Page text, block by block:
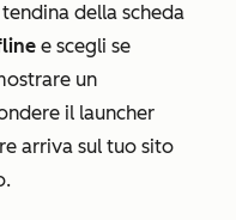
della scheda
e scegli se
un
il launcher
arriva sul tuo sito